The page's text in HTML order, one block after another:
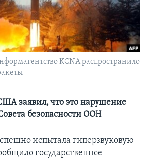
KCNA распространило
заявил, что это нарушение
безопасности ООН
испытала гиперзвуковую
государственное